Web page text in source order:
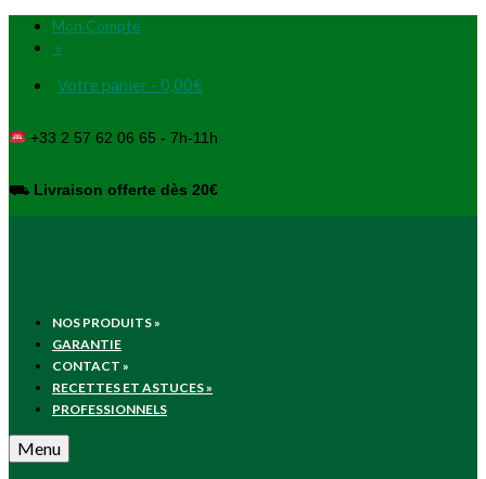
Mon Compte
»
Votre panier - 0,00€
+33 2 57 62 06 65 - 7h-11h
⛟ Livraison offerte dès 20€
NOS PRODUITS»
GARANTIE
CONTACT »
RECETTES ET ASTUCES»
PROFESSIONNELS
Menu